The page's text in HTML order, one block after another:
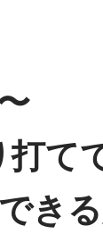
て
き